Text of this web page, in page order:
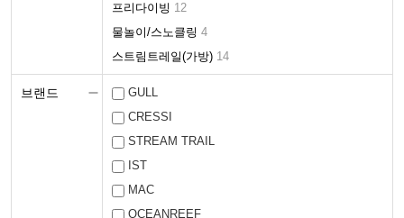
프리다이빙 12
물놀이/스노클링 4
스트림트레일(가방) 14
브랜드
GULL
CRESSI
STREAM TRAIL
IST
MAC
OCEANREEF